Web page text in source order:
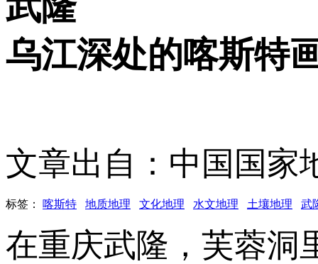
乌江深处的喀斯特
文章出自：中国国家
标签： 喀斯特 地质地理 文化地理 水文地理 土壤地理 武
在重庆武隆，芙蓉洞